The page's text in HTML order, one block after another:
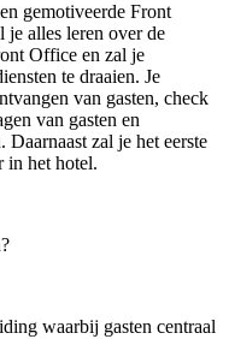
gemotiveerde Front
je alles leren over de
Office en zal je
te draaien. Je
van gasten, check
van gasten en
zal je het eerste
in het hotel.
waarbij gasten centraal